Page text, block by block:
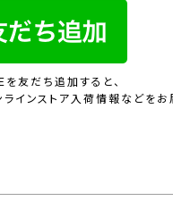
友だち追加すると、
インストア入荷情報などをお